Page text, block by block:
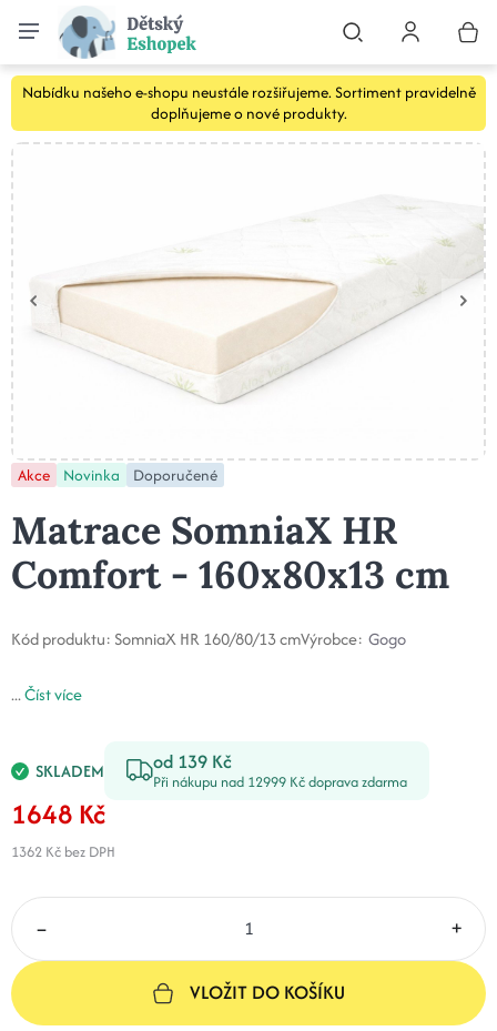
Nabídku našeho e-shopu neustále rozšiřujeme. Sortiment pravidelně
doplňujeme o nové produkty.
Akce Novinka Doporučené
Matrace SomniaX HR
Comfort - 160x80x13 cm
Kód produktu: SomniaX HR 160/80/13 cmVýrobce: Gogo
...Číst více
SKLADEM od 139 Kč
Při nákupu nad 12999 Kč doprava zdarma
1648 Kč
1362 Kč bez DPH
– +
VLOŽIT DO KOŠÍKU